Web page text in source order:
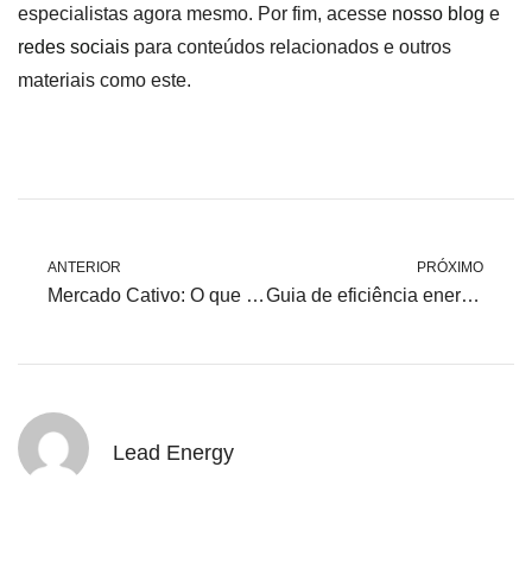
especialistas agora mesmo. Por fim, acesse nosso blog e
redes sociais para conteúdos relacionados e outros
materiais como este.
ANTERIOR
Mercado Cativo: O que é?
PRÓXIMO
Guia de eficiência energética para empresas: Como economizar energia e reduzir os custos?
Lead Energy